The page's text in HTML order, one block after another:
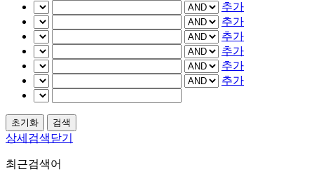
추가
추가
추가
추가
추가
추가
상세검색닫기
최근검색어